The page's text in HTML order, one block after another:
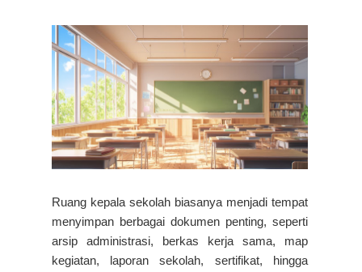
Ruang kepala sekolah biasanya menjadi tempat
menyimpan berbagai dokumen penting, seperti
arsip administrasi, berkas kerja sama, map
kegiatan, laporan sekolah, sertifikat, hingga